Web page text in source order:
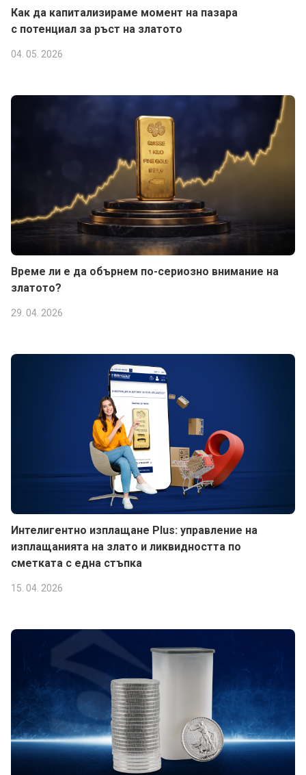
Как да капитализираме момент на пазара
с потенциал за ръст на златото
04. 05. 2026
Време ли е да обърнем по-сериозно внимание на
златото?
29. 04. 2026
Интелигентно изплащане Plus: управление на
изплащанията на злато и ликвидността по
сметката с една стъпка
15. 04. 2026